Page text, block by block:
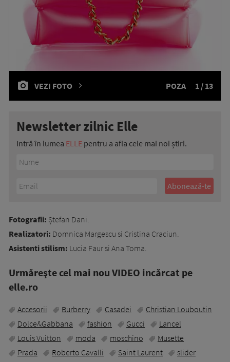
VEZI FOTO POZA 1 / 13
Newsletter zilnic Elle
Intră în lumea ELLE pentru a afla cele mai noi știri.
Fotografii: Ștefan Dani.
Realizatori: Domnica Margescu si Cristina Craciun.
Asistenti stilism: Lucia Faur si Ana Toma.
Urmăreşte cel mai nou VIDEO incărcat pe
elle.ro
Accesorii Burberry Casadei
Christian Louboutin
Dolce&Gabbana
fashion Gucci
Lancel
Louis Vuitton
moda moschino
Musette
Prada
Roberto Cavalli Saint Laurent
slider